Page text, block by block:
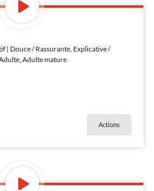
| Douce / Rassurante, Explicative /
Adulte mature
Actions